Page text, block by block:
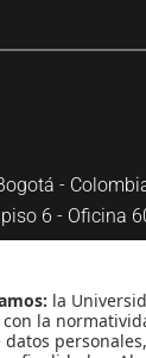
-
6 - Oficina